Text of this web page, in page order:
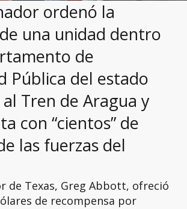
ordenó la
una unidad dentro
de
Pública del estado
Tren de Aragua y
con “cientos” de
las fuerzas del
de Texas, Greg Abbott, ofreció
de recompensa por